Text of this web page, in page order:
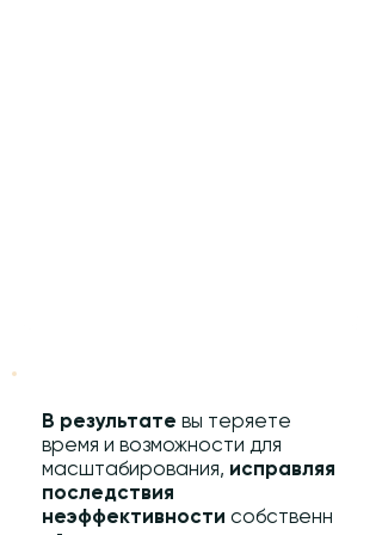
В результате вы теряете
время и возможности для
масштабирования, исправляя
последствия
неэффективности собственн